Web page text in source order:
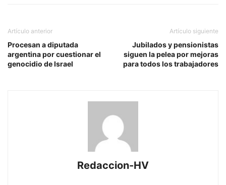
Artículo anterior
Procesan a diputada
argentina por cuestionar el
genocidio de Israel
Artículo siguiente
Jubilados y pensionistas
siguen la pelea por mejoras
para todos los trabajadores
Redaccion-HV